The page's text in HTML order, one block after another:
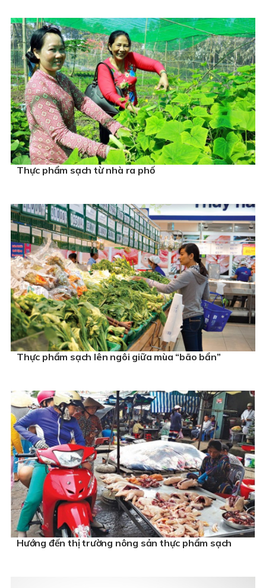
Thực phẩm sạch từ nhà ra phố
Thực phẩm sạch lên ngôi giữa mùa “bão bẩn”
Hướng đến thị trường nông sản thực phẩm sạch